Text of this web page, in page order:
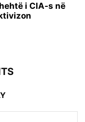
i CIA-s në